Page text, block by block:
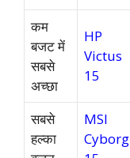
कम
बजट में
सबसे
अच्छा
HP
Victus
15
सबसे
हल्का
MSI
Cyborg